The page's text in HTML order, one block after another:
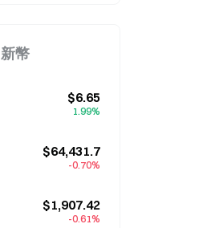
新幣
$6.65
1.99%
$64,431.7
-0.70%
$1,907.42
-0.61%